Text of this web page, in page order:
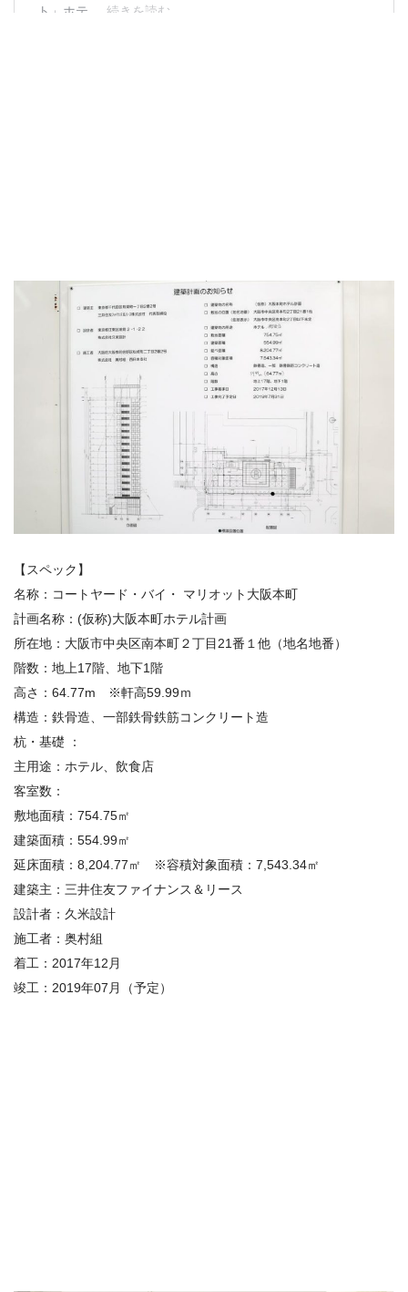
【スペック】
名称：コートヤード・バイ・ マリオット大阪本町
計画名称： (仮称)大阪本町ホテル計画
所在地 ： 大阪市中央区南本町２丁目21番１他（地名地番）
階数： 地上17階、地下1階
高さ： 64.77m ※軒高59.99ｍ
構造 ： 鉄骨造、一部鉄骨鉄筋コンクリート造
杭・基礎 ：
主用途： ホテル、飲食店
客室数：
敷地面積： 754.75㎡
建築面積： 554.99㎡
延床面積： 8,204.77㎡ ※容積対象面積：7,543.34㎡
建築主： 三井住友ファイナンス＆リース
設計者： 久米設計
施工者： 奥村組
着工： 2017年12 月
竣工： 2019年07 月（予定）